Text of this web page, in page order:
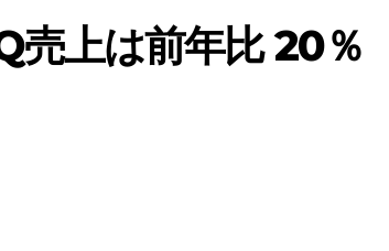
上は前年比 20％